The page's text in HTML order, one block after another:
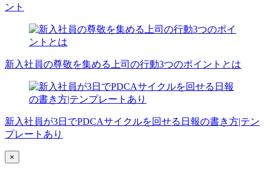
ント
新入社員の尊敬を集める上司の行動3つのポイントとは
新入社員が3日でPDCAサイクルを回せる日報の書き方|テン
プレートあり
×